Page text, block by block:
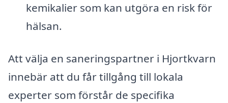
kemikalier som kan utgöra en risk för
hälsan.
Att välja en saneringspartner i Hjortkvarn
innebär att du får tillgång till lokala
experter som förstår de specifika